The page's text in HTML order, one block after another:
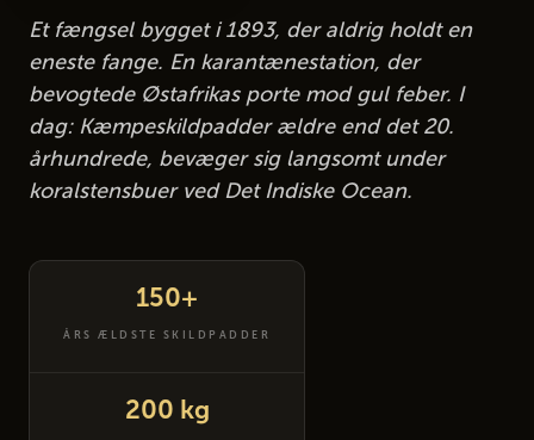
Et fængsel bygget i 1893, der aldrig holdt en
eneste fange. En karantænestation, der
bevogtede Østafrikas porte mod gul feber. I
dag: Kæmpeskildpadder ældre end det 20.
århundrede, bevæger sig langsomt under
koralstensbuer ved Det Indiske Ocean.
150+
ÅRS ÆLDSTE SKILDPADDER
200 kg